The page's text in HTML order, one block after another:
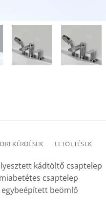
KÉRDÉSEK LETÖLTÉSEK
kádtöltő csaptelep
csaptelep
beömlő